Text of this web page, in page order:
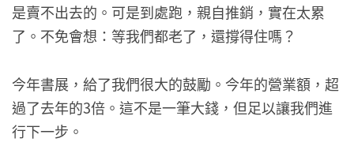
是賣不出去的。可是到處跑，親自推銷，實在太累
了。不免會想：等我們都老了，還撐得住嗎？
今年書展，給了我們很大的鼓勵。今年的營業額，超
過了去年的3倍。這不是一筆大錢，但足以讓我們進
行下一步。